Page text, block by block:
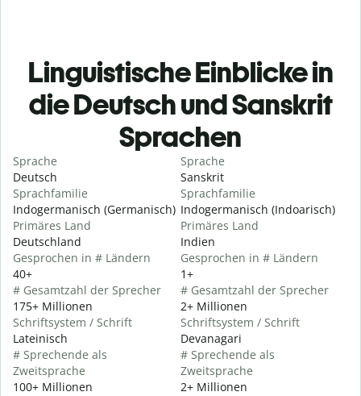
Linguistische Einblicke in
die Deutsch und Sanskrit
Sprachen
Sprache
Deutsch
Sprachfamilie
Indogermanisch (Germanisch)
Primäres Land
Deutschland
Gesprochen in # Ländern
40+
# Gesamtzahl der Sprecher
175+ Millionen
Schriftsystem / Schrift
Lateinisch
# Sprechende als
Zweitsprache
100+ Millionen
Sprache
Sanskrit
Sprachfamilie
Indogermanisch (Indoarisch)
Primäres Land
Indien
Gesprochen in # Ländern
1+
# Gesamtzahl der Sprecher
2+ Millionen
Schriftsystem / Schrift
Devanagari
# Sprechende als
Zweitsprache
2+ Millionen